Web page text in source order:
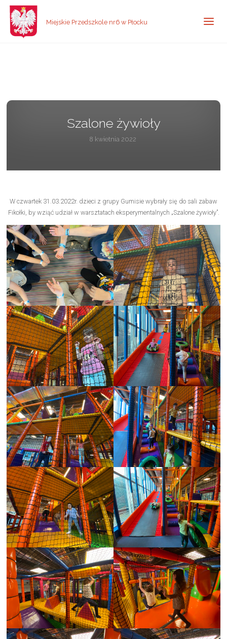
Miejskie Przedszkole nr6 w Płocku
Szalone żywioły
8 kwietnia 2022
W czwartek 31.03.2022r. dzieci z grupy Gumisie wybrały się do sali zabaw
Fikołki, by wziąć udział w warsztatach eksperymentalnych „Szalone żywioły”.